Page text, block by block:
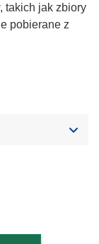
takich jak zbiory
pobierane z